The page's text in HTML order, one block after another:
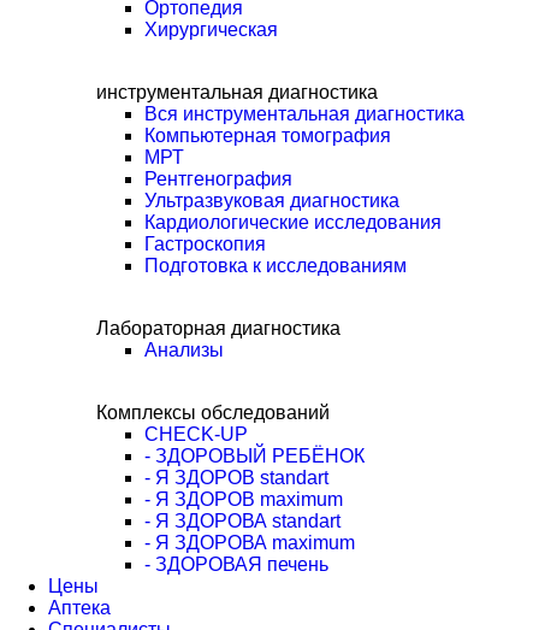
Ортопедия
Хирургическая
инструментальная диагностика
Вся инструментальная диагностика
Компьютерная томография
МРТ
Рентгенография
Ультразвуковая диагностика
Кардиологические исследования
Гастроскопия
Подготовка к исследованиям
Лабораторная диагностика
Анализы
Комплексы обследований
CHECK-UP
- ЗДОРОВЫЙ РЕБЁНОК
- Я ЗДОРОВ standart
- Я ЗДОРОВ maximum
- Я ЗДОРОВА standart
- Я ЗДОРОВА maximum
- ЗДОРОВАЯ печень
Цены
Аптека